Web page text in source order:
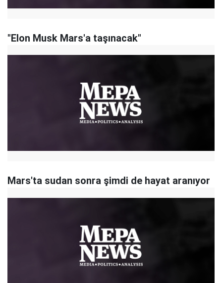
"Elon Musk Mars'a taşınacak"
Mars'ta sudan sonra şimdi de hayat aranıyor